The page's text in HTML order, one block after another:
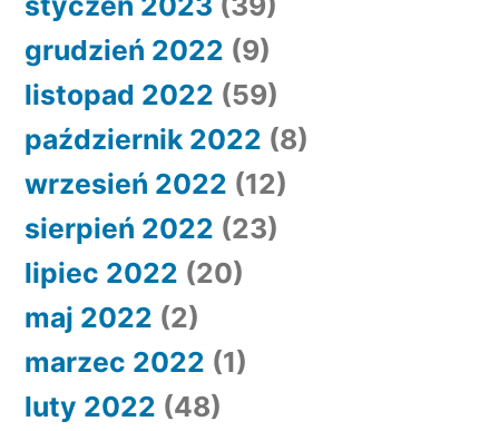
grudzień 2022 (9)
listopad 2022 (59)
październik 2022 (8)
wrzesień 2022 (12)
sierpień 2022 (23)
lipiec 2022 (20)
maj 2022 (2)
marzec 2022 (1)
luty 2022 (48)